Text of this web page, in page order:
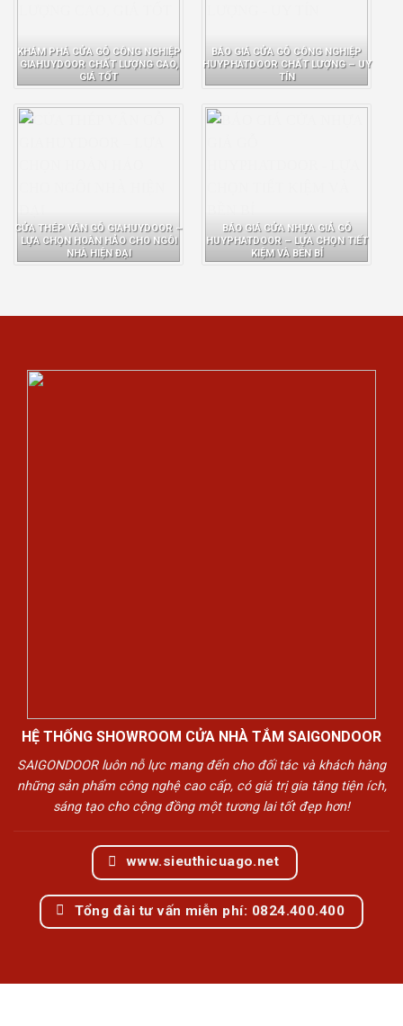
KHÁM PHÁ CỬA GỖ CÔNG NGHIỆP
GIAHUYDOOR CHẤT LƯỢNG CAO,
GIÁ TỐT
BÁO GIÁ CỬA GỖ CÔNG NGHIỆP
HUYPHATDOOR CHẤT LƯỢNG – UY
TÍN
CỬA THÉP VÂN GỖ GIAHUYDOOR –
LỰA CHỌN HOÀN HẢO CHO NGÔI
NHÀ HIỆN ĐẠI
BÁO GIÁ CỬA NHỰA GIẢ GỖ
HUYPHATDOOR – LỰA CHỌN TIẾT
KIỆM VÀ BỀN BỈ
HỆ THỐNG SHOWROOM CỬA NHÀ TẮM SAIGONDOOR
SAIGONDOOR luôn nỗ lực mang đến cho đối tác và khách hàng
những sản phẩm công nghệ cao cấp, có giá trị gia tăng tiện ích,
sáng tạo cho cộng đồng một tương lai tốt đẹp hơn!
www.sieuthicuago.net
Tổng đài tư vấn miễn phí: 0824.400.400